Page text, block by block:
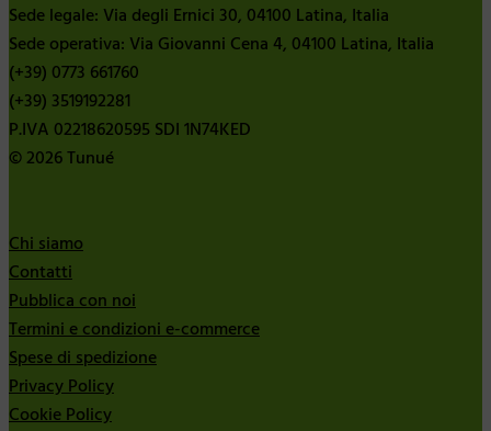
Sede legale: Via degli Ernici 30, 04100 Latina, Italia
Sede operativa: Via Giovanni Cena 4, 04100 Latina, Italia
(+39) 0773 661760
(+39) 3519192281
P.IVA 02218620595 SDI 1N74KED
© 2026 Tunué
Chi siamo
Contatti
Pubblica con noi
Termini e condizioni e-commerce
Spese di spedizione
Privacy Policy
Cookie Policy